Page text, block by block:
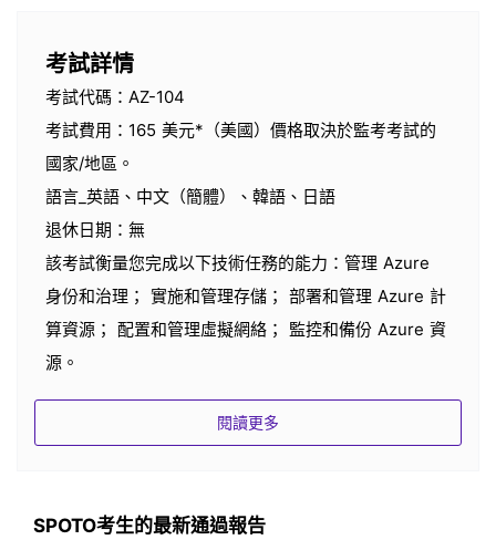
考試詳情
考試代碼：AZ-104
考試費用：165 美元*（美國）價格取決於監考考試的
國家/地區。
語言_英語、中文（簡體）、韓語、日語
退休日期：無
該考試衡量您完成以下技術任務的能力：管理 Azure
身份和治理； 實施和管理存儲； 部署和管理 Azure 計
算資源； 配置和管理虛擬網絡； 監控和備份 Azure 資
源。
IT認證專家認證
閱讀更多
SPOTO考生的最新通過報告